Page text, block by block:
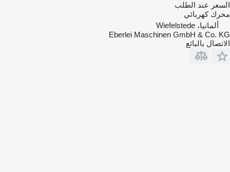
السعر عند الطلب
محرك كهربائي
ألمانيا، Wiefelstede
Eberlei Maschinen GmbH & Co. KG
الاتصال بالبائع